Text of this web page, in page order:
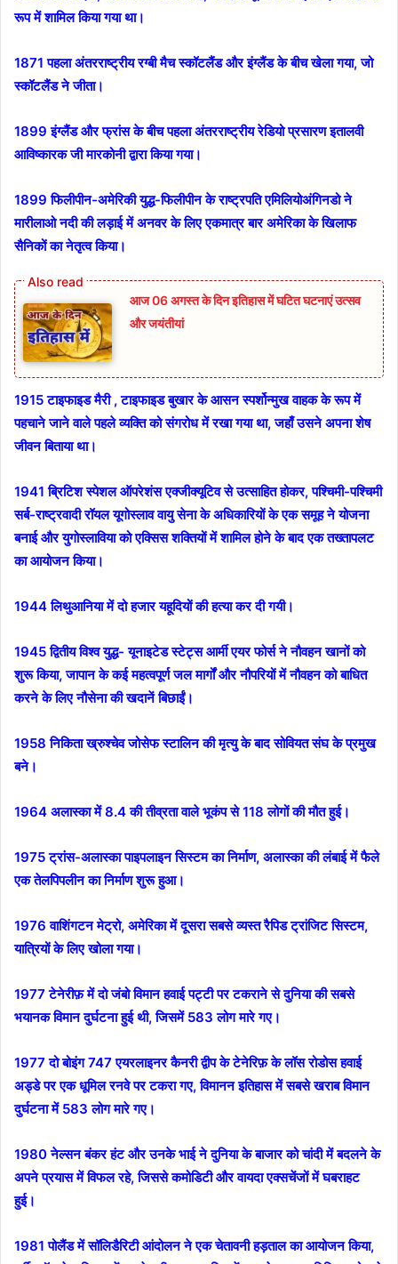
रूप में शामिल किया गया था।
1871 पहला अंतरराष्ट्रीय रग्बी मैच स्कॉटलैंड और इंग्लैंड के बीच खेला गया, जो
स्कॉटलैंड ने जीता।
1899 इंग्लैंड और फ्रांस के बीच पहला अंतरराष्ट्रीय रेडियो प्रसारण इतालवी
आविष्कारक जी मारकोनी द्वारा किया गया।
1899 फिलीपीन-अमेरिकी युद्ध-फिलीपीन के राष्ट्रपति एमिलियोअंगिनडो ने
मारीलाओ नदी की लड़ाई में अनवर के लिए एकमात्र बार अमेरिका के खिलाफ
सैनिकों का नेतृत्व किया।
आज 06 अगस्त के दिन इतिहास में घटित घटनाएं उत्सव
और जयंतीयां
1915 टाइफाइड मैरी , टाइफाइड बुखार के आसन स्पर्शोन्मुख वाहक के रूप में
पहचाने जाने वाले पहले व्यक्ति को संगरोध में रखा गया था, जहाँ उसने अपना शेष
जीवन बिताया था।
1941 ब्रिटिश स्पेशल ऑपरेशंस एक्जीक्यूटिव से उत्साहित होकर, पश्चिमी-पश्चिमी
सर्ब-राष्ट्रवादी रॉयल यूगोस्लाव वायु सेना के अधिकारियों के एक समूह ने योजना
बनाई और युगोस्लाविया को एक्सिस शक्तियों में शामिल होने के बाद एक तख्तापलट
का आयोजन किया।
1944 लिथुआनिया में दो हजार यहूदियों की हत्या कर दी गयी।
1945 द्वितीय विश्व युद्ध- यूनाइटेड स्टेट्स आर्मी एयर फोर्स ने नौवहन खानों को
शुरू किया, जापान के कई महत्वपूर्ण जल मार्गों और नौपरियों में नौवहन को बाधित
करने के लिए नौसेना की खदानें बिछाईं।
1958 निकिता ख्रुश्चेव जोसेफ स्टालिन की मृत्यु के बाद सोवियत संघ के प्रमुख
बने।
1964 अलास्का में 8.4 की तीव्रता वाले भूकंप से 118 लोगों की मौत हुई।
1975 ट्रांस-अलास्का पाइपलाइन सिस्टम का निर्माण, अलास्का की लंबाई में फैले
एक तेलपिपलीन का निर्माण शुरू हुआ।
1976 वाशिंगटन मेट्रो, अमेरिका में दूसरा सबसे व्यस्त रैपिड ट्रांजिट सिस्टम,
यात्रियों के लिए खोला गया।
1977 टेनेरीफ़ में दो जंबो विमान हवाई पट्टी पर टकराने से दुनिया की सबसे
भयानक विमान दुर्घटना हुई थी, जिसमें 583 लोग मारे गए।
1977 दो बोइंग 747 एयरलाइनर कैनरी द्वीप के टेनेरिफ़ के लॉस रोडोस हवाई
अड्डे पर एक धूमिल रनवे पर टकरा गए, विमानन इतिहास में सबसे खराब विमान
दुर्घटना में 583 लोग मारे गए।
1980 नेल्सन बंकर हंट और उनके भाई ने दुनिया के बाजार को चांदी में बदलने के
अपने प्रयास में विफल रहे, जिससे कमोडिटी और वायदा एक्सचेंजों में घबराहट
हुई।
1981 पोलैंड में सॉलिडैरिटी आंदोलन ने एक चेतावनी हड़ताल का आयोजन किया,